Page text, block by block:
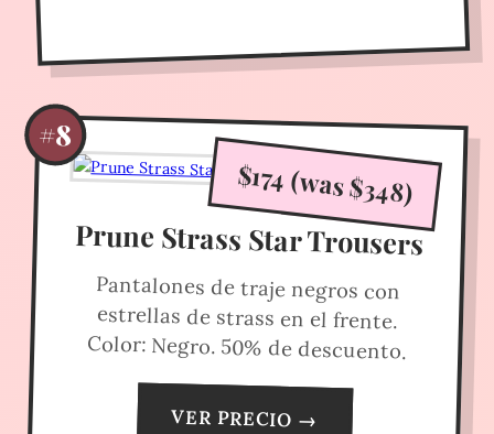
#8
$174 (was $348)
Prune Strass Star Trousers
Pantalones de traje negros con
estrellas de strass en el frente.
Color: Negro. 50% de descuento.
VER PRECIO →